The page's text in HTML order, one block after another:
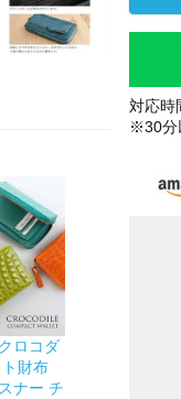
ロコダ
財布
ナー チ
対応時
※30分